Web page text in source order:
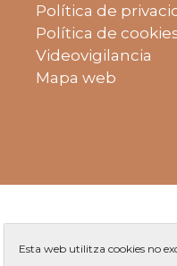
Política de
Política de
Videovigilancia
Mapa web
Esta web utilitza cookies no